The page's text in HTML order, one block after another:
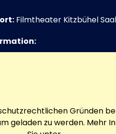
Filmtheater Kitzbühel
Gründen
geladen zu werden. Mehr